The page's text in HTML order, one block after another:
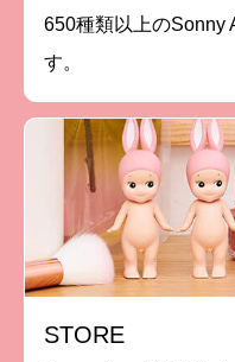
650種類以上のSonny
す。
STORE